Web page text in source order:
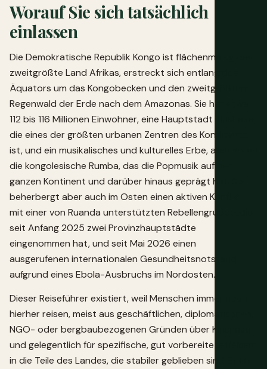
Worauf Sie sich tatsächlich
einlassen
Die Demokratische Republik Kongo ist flächenmäßig das
zweitgrößte Land Afrikas, erstreckt sich entlang des
Äquators um das Kongobecken und den zweitgrößten
Regenwald der Erde nach dem Amazonas. Sie hat etwa
112 bis 116 Millionen Einwohner, eine Hauptstadt Kinshasa,
die eines der größten urbanen Zentren des Kontinents
ist, und ein musikalisches und kulturelles Erbe, allen voran
die kongolesische Rumba, das die Popmusik auf dem
ganzen Kontinent und darüber hinaus geprägt hat. Sie
beherbergt aber auch im Osten einen aktiven Konflikt
mit einer von Ruanda unterstützten Rebellengruppe, die
seit Anfang 2025 zwei Provinzhauptstädte
eingenommen hat, und seit Mai 2026 einen
ausgerufenen internationalen Gesundheitsnotstand
aufgrund eines Ebola-Ausbruchs im Nordosten.
Dieser Reiseführer existiert, weil Menschen immer noch
hierher reisen, meist aus geschäftlichen, diplomatischen,
NGO- oder bergbaubezogenen Gründen über Kinshasa,
und gelegentlich für spezifische, gut vorbereitete Reisen
in die Teile des Landes, die stabiler geblieben sind. Er ist